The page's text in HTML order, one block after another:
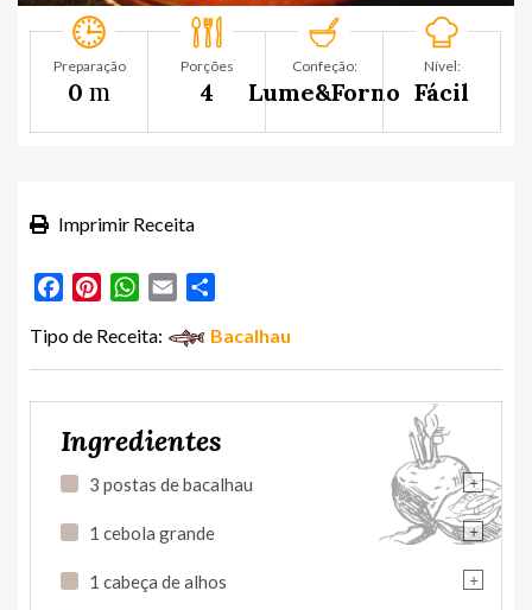
Preparação
0 m
Porções
4
Confeção:
Lume&Forno
Nível:
Fácil
Imprimir Receita
FacebookPinterestWhatsApp
Email
Tipo de Receita: Bacalhau
Ingredientes
+
3 postas de bacalhau
+
1 cebola grande
+
1 cabeça de alhos